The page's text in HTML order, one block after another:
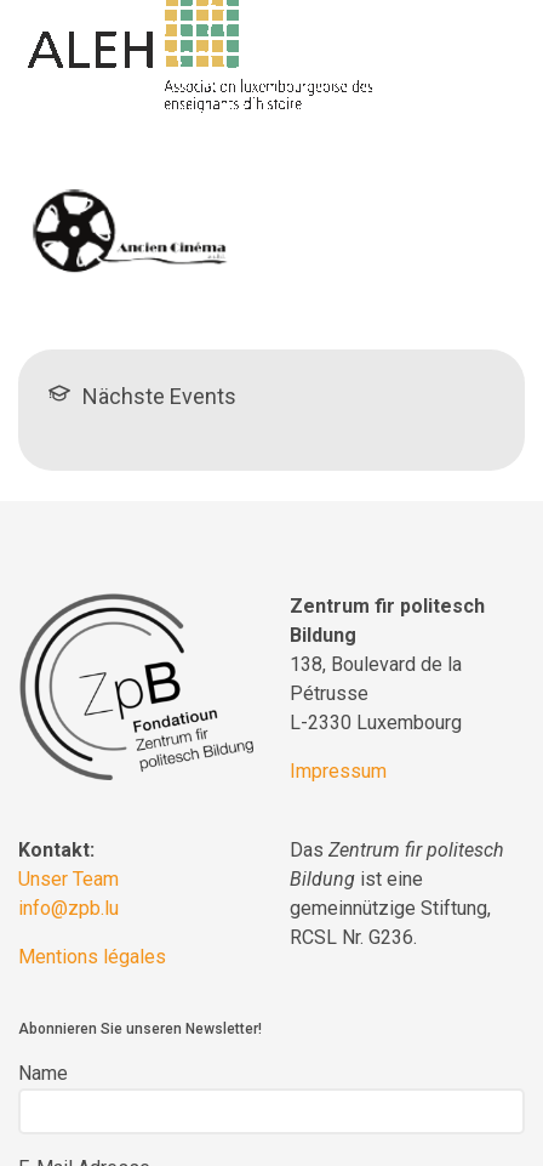
Nächste Events
Zentrum fir politesch
Bildung
138, Boulevard de la
Pétrusse
L-2330 Luxembourg
Impressum
Kontakt:
Unser Team
info@zpb.lu
Mentions légales
Das Zentrum fir politesch
Bildung ist eine
gemeinnützige Stiftung,
RCSL Nr. G236.
Abonnieren Sie unseren Newsletter!
Name